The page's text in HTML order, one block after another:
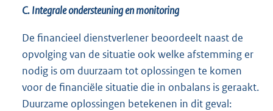
C. Integrale ondersteuning en monitoring
De financieel dienstverlener beoordeelt naast de
opvolging van de situatie ook welke afstemming er
nodig is om duurzaam tot oplossingen te komen
voor de financiële situatie die in onbalans is geraakt.
Duurzame oplossingen betekenen in dit geval: